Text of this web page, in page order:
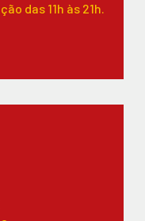
das 11h às 21h.